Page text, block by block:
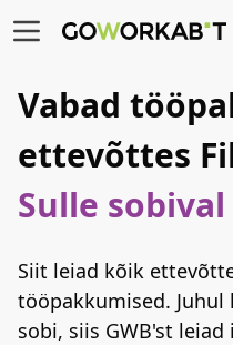
Vabad
ettevõttes
Sulle sobival
Siit leiad kõik
tööpakkumised.
sobi, siis GWB'st